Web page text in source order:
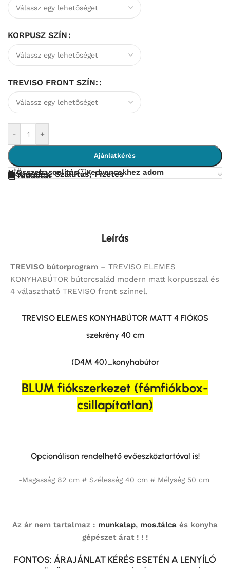
KORPUSZ SZÍN
TREVISO FRONT SZÍN:
- +
Ajánlatkérés
Összehasonlítás Kedvencekhez adom
Szerelés, Szállítás, Fizetés
Tudástár
Leírás
TREVISO bútorprogram – TREVISO ELEMES
KONYHABÚTOR bútorcsalád modern matt korpusszal és
4 választható TREVISO front színnel.
TREVISO ELEMES KONYHABÚTOR MATT 4 FIÓKOS
szekrény 40 cm
(D4M 40)_konyhabútor
BLUM fiókszerkezet (fémfiókbox-
csillapítatlan)
Opcionálisan rendelhető evőeszköztartóval is!
-Magasság 82 cm # Szélesség 40 cm # Mélység 50 cm
Az ár nem tartalmaz : munkalap, mos.tálca és konyha
gépészet árat ! ! !
FONTOS: ÁRAJÁNLAT KÉRÉS ESETÉN A LENYÍLÓ